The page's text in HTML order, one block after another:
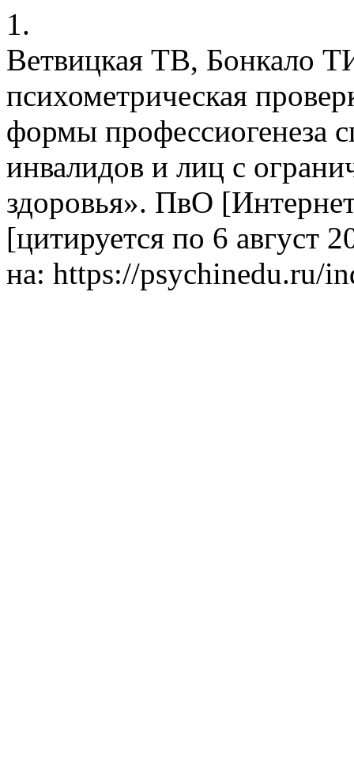
1.
Ветвицкая ТВ, Бонкало
психометрическая
формы профессиогенеза
инвалидов и лиц с
здоровья». ПвО
[цитируется по 6 август
на: https://psychinedu.ru/